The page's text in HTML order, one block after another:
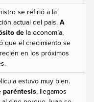
se refirió a la
actual del país. A
dela economía,
que el crecimiento se
en los próximos
estuvo muy bien.
paréntesis, llegamos